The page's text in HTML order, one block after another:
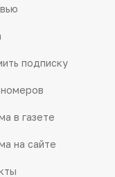
подписку
в газете
на сайте